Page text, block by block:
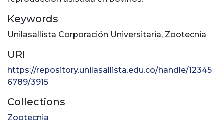
Keywords
Unilasallista Corporación Universitaria, Zootecnia
URI
https://repository.unilasallista.edu.co/handle/12345
6789/3915
Collections
Zootecnia